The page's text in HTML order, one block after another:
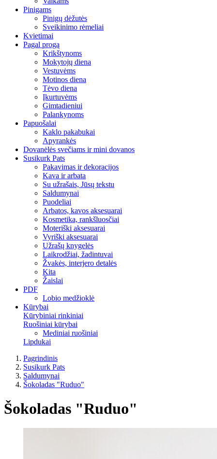
Pinigams
Pinigų dėžutės
Sveikinimo rėmeliai
Kvietimai
Pagal progą
Krikštynoms
Mokytojų diena
Vestuvėms
Motinos diena
Tėvo diena
Įkurtuvėms
Gimtadieniui
Palankynoms
Papuošalai
Kaklo pakabukai
Apyrankės
Dovanėlės svečiams ir mini dovanos
Susikurk Pats
Pakavimas ir dekoracijos
Kava ir arbata
Su užrašais, Jūsų tekstu
Saldumynai
Puodeliai
Arbatos, kavos aksesuarai
Kosmetika, rankšluosčiai
Moteriški aksesuarai
Vyriški aksesuarai
Užrašų knygelės
Laikrodžiai, žadintuvai
Žvakės, interjero detalės
Kita
Žaislai
PDF
Lobio medžioklė
Kūrybai
Kūrybiniai rinkiniai
Ruošiniai kūrybai
Mediniai ruošiniai
Lipdukai
Pagrindinis
Susikurk Pats
Saldumynai
Šokoladas "Ruduo"
Šokoladas "Ruduo"